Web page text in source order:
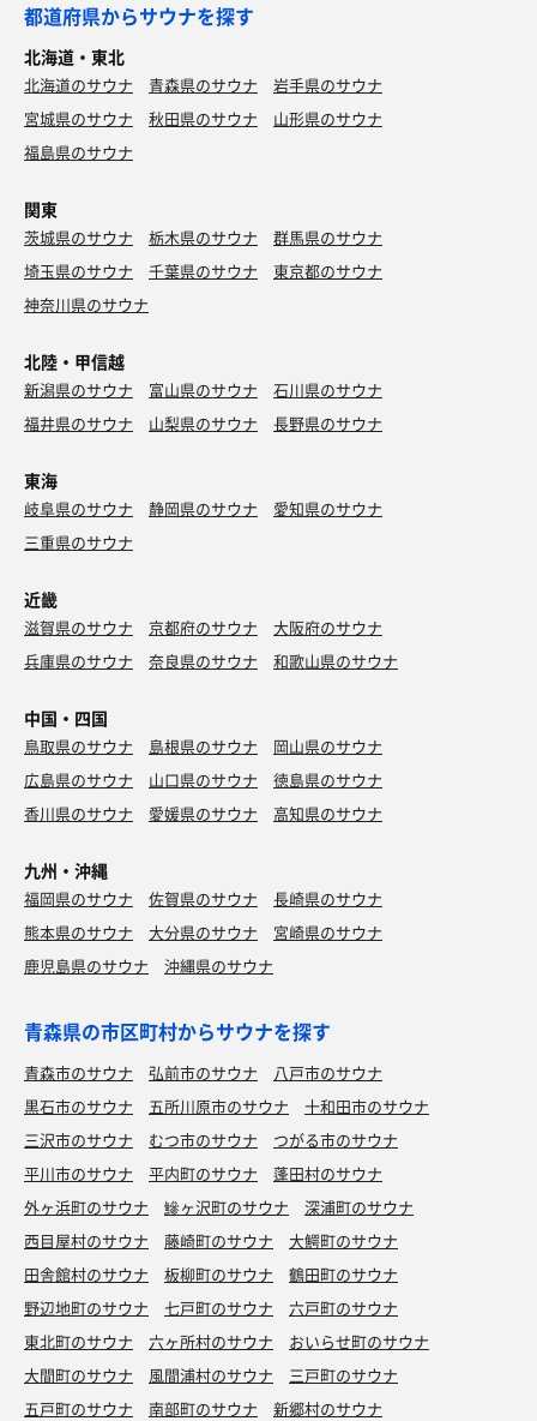
都道府県からサウナを探す
北海道・東北
北海道のサウナ 青森県のサウナ
岩手県のサウナ
宮城県のサウナ
秋田県のサウナ
山形県のサウナ
福島県のサウナ
関東
茨城県のサウナ 栃木県のサウナ
群馬県のサウナ
埼玉県のサウナ
千葉県のサウナ
東京都のサウナ
神奈川県のサウナ
北陸・甲信越
新潟県のサウナ 富山県のサウナ
石川県のサウナ
福井県のサウナ
山梨県のサウナ 長野県のサウナ
東海
岐阜県のサウナ 静岡県のサウナ
愛知県のサウナ
三重県のサウナ
近畿
滋賀県のサウナ 京都府のサウナ
大阪府のサウナ
兵庫県のサウナ
奈良県のサウナ 和歌山県のサウナ
中国・四国
鳥取県のサウナ 島根県のサウナ
岡山県のサウナ
広島県のサウナ
山口県のサウナ
徳島県のサウナ
香川県のサウナ
愛媛県のサウナ 高知県のサウナ
九州・沖縄
福岡県のサウナ 佐賀県のサウナ
長崎県のサウナ
熊本県のサウナ
大分県のサウナ
宮崎県のサウナ
鹿児島県のサウナ
沖縄県のサウナ
青森県の市区町村からサウナを探す
青森市のサウナ 弘前市のサウナ
八戸市のサウナ
黒石市のサウナ
五所川原市のサウナ
十和田市のサウナ
三沢市のサウナ
むつ市のサウナ
つがる市のサウナ
平川市のサウナ
平内町のサウナ
蓬田村のサウナ
外ヶ浜町のサウナ
鰺ヶ沢町のサウナ
深浦町のサウナ
西目屋村のサウナ
藤崎町のサウナ
大鰐町のサウナ
田舎館村のサウナ
板柳町のサウナ
鶴田町のサウナ
野辺地町のサウナ
七戸町のサウナ
六戸町のサウナ
東北町のサウナ
六ヶ所村のサウナ
おいらせ町のサウナ
大間町のサウナ
風間浦村のサウナ
三戸町のサウナ
五戸町のサウナ
南部町のサウナ 新郷村のサウナ